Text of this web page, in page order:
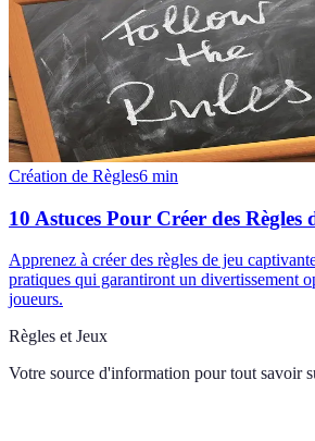
Création de Règles6 min
10 Astuces Pour Créer des Règles
Apprenez à créer des règles de jeu
pratiques qui garantiront un divertissement
joueurs.
Règles et Jeux
Votre source d'information pour tout savoir